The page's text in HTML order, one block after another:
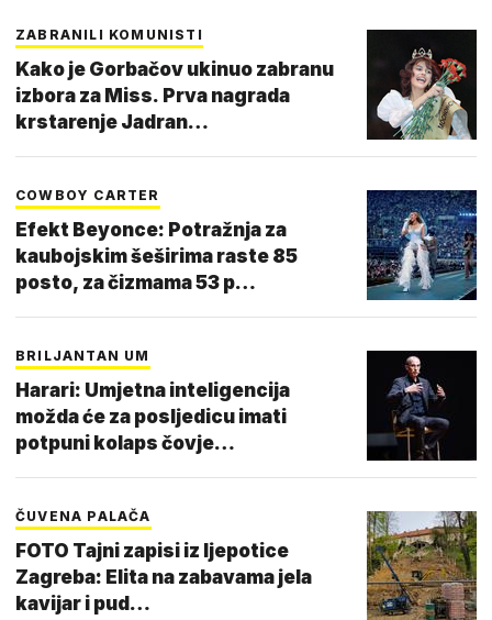
ZABRANILI KOMUNISTI
Kako je Gorbačov ukinuo zabranu
izbora za Miss. Prva nagrada
krstarenje Jadran…
COWBOY CARTER
Efekt Beyonce: Potražnja za
kaubojskim šeširima raste 85
posto, za čizmama 53 p…
BRILJANTAN UM
Harari: Umjetna inteligencija
možda će za posljedicu imati
potpuni kolaps čovje…
ČUVENA PALAČA
FOTO Tajni zapisi iz ljepotice
Zagreba: Elita na zabavama jela
kavijar i pud…